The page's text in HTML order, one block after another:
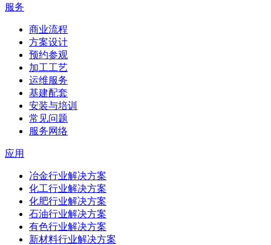
服务
商业流程
方案设计
预约参观
加工工艺
运维服务
基建配套
安装与培训
常见问题
服务网络
应用
冶金行业解决方案
化工行业解决方案
化肥行业解决方案
石油行业解决方案
有色行业解决方案
新材料行业解决方案